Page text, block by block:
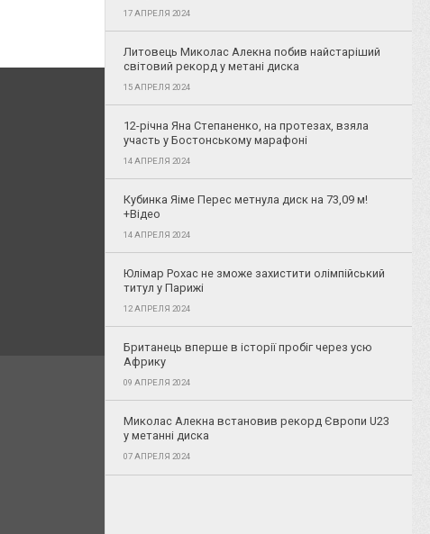
17 АПРЕЛЯ 2024
Литовець Миколас Алекна побив найстаріший
світовий рекорд у метані диска
15 АПРЕЛЯ 2024
12-річна Яна Степаненко, на протезах, взяла
участь у Бостонському марафоні
14 АПРЕЛЯ 2024
Кубинка Яіме Перес метнула диск на 73,09 м!
+Відео
14 АПРЕЛЯ 2024
Юлімар Рохас не зможе захистити олімпійський
титул у Парижі
12 АПРЕЛЯ 2024
Британець вперше в історії пробіг через усю
Африку
09 АПРЕЛЯ 2024
Миколас Алекна встановив рекорд Європи U23
у метанні диска
07 АПРЕЛЯ 2024